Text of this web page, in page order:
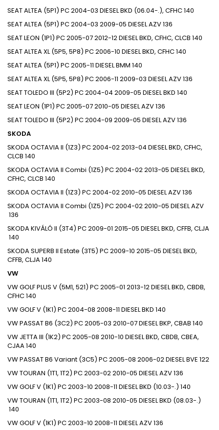
SEATALTEA (5P1) PC2004-03 DIESELBKD (06.04-.), CFHC140
SEATALTEA (5P1) PC2004-03 2009-05 DIESELAZV136
SEATLEON (1P1) PC2005-072012-12DIESELBKD, CFHC, CLCB 140
SEATALTEA XL (5P5, 5P8) PC2006-10 DIESELBKD, CFHC140
SEATALTEA (5P1) PC2005-11 DIESELBMM 140
SEATALTEA XL (5P5, 5P8) PC2006-11 2009-03 DIESELAZV136
SEATTOLEDO III (5P2) PC2004-04 2009-05 DIESELBKD 140
SEATLEON (1P1) PC2005-072010-05 DIESELAZV136
SEATTOLEDO III (5P2) PC2004-09 2009-05 DIESELAZV136
SKODA
SKODAOCTAVIA II (1Z3) PC2004-022013-04 DIESELBKD, CFHC,
CLCB 140
SKODAOCTAVIA II Combi (1Z5) PC2004-022013-05 DIESELBKD,
CFHC, CLCB 140
SKODAOCTAVIA II (1Z3) PC2004-022010-05 DIESELAZV136
SKODAOCTAVIA II Combi (1Z5) PC2004-022010-05 DIESELAZV
136
SKODAKIVÁLÓ II (3T4) PC2009-01 2015-05 DIESELBKD, CFFB, CLJA
140
SKODASUPERB II Estate (3T5) PC2009-10 2015-05 DIESELBKD,
CFFB, CLJA140
VW
VWGOLF PLUS V (5M1, 521) PC2005-01 2013-12DIESELBKD, CBDB,
CFHC140
VWGOLF V (1K1) PC2004-08 2008-11 DIESELBKD 140
VWPASSAT B6 (3C2) PC2005-03 2010-07DIESELBKP, CBAB 140
VW JETTA III (1K2) PC2005-08 2010-10 DIESELBKD, CBDB, CBEA,
CJAA140
VWPASSAT B6 Variant (3C5) PC2005-08 2006-02DIESELBVE 122
VWTOURAN (1T1, 1T2) PC2003-022010-05 DIESELAZV136
VWGOLF V (1K1) PC2003-10 2008-11 DIESELBKD (10.03-.) 140
VWTOURAN (1T1, 1T2) PC2003-08 2010-05 DIESELBKD (08.03-.)
140
VWGOLF V (1K1) PC2003-10 2008-11 DIESELAZV136